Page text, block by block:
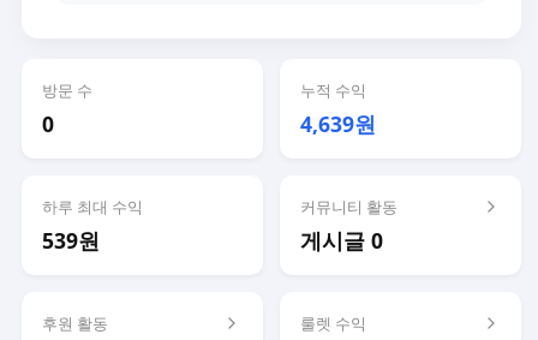
방문 수
0
누적 수익
4,639원
하루 최대 수익
539원
커뮤니티 활동
게시글 0
후원 활동 룰렛 수익